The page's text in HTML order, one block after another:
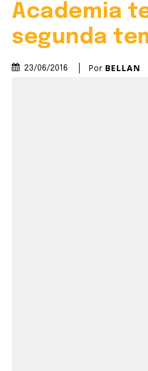
Academia
segunda
23/06/2016 Por BELLAN